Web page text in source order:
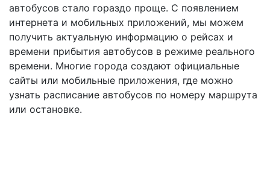
автобусов стало гораздо проще. С появлением
интернета и мобильных приложений, мы можем
получить актуальную информацию о рейсах и
времени прибытия автобусов в режиме реального
времени. Многие города создают официальные
сайты или мобильные приложения, где можно
узнать расписание автобусов по номеру маршрута
или остановке.